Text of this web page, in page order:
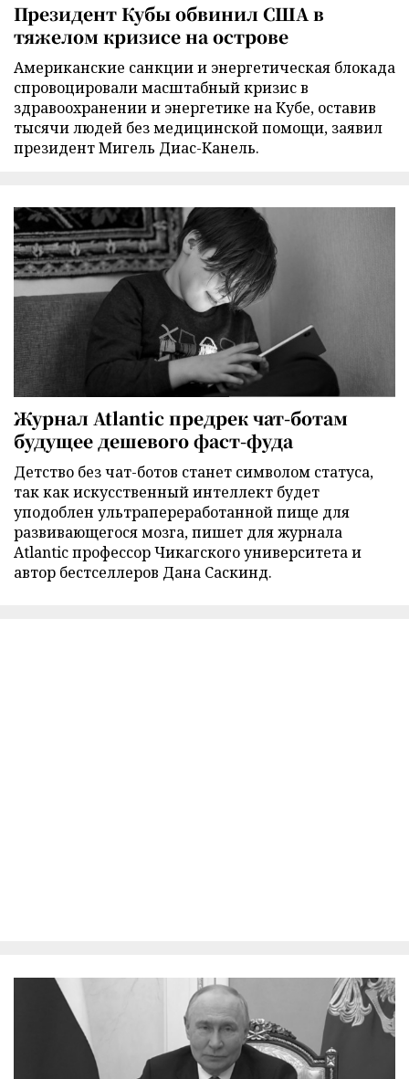
Президент Кубы обвинил США в
тяжелом кризисе на острове
Американские санкции и энергетическая блокада
спровоцировали масштабный кризис в
здравоохранении и энергетике на Кубе, оставив
тысячи людей без медицинской помощи, заявил
президент Мигель Диас-Канель.
Журнал Atlantic предрек чат-ботам
будущее дешевого фаст-фуда
Детство без чат-ботов станет символом статуса,
так как искусственный интеллект будет
уподоблен ультрапереработанной пище для
развивающегося мозга, пишет для журнала
Atlantic профессор Чикагского университета и
автор бестселлеров Дана Саскинд.